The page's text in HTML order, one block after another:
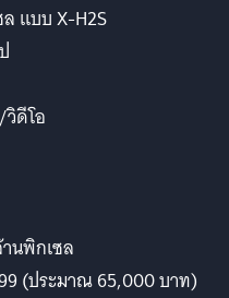
แบบ X-H2S
ดีโอ
นพิกเซล
(ประมาณ 65,000 บาท)